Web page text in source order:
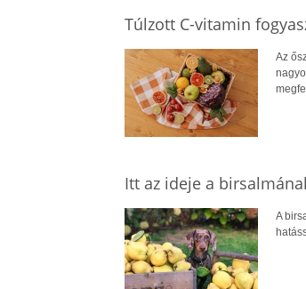
Túlzott C-vitamin
Az
Itt az ideje a
A